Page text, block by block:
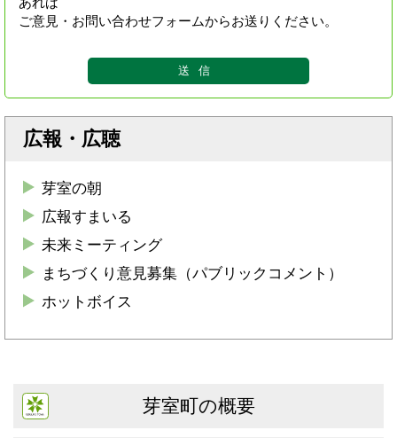
ご意見・お問い合わせフォームからお送りください。
広報・広聴
芽室の朝
広報すまいる
未来ミーティング
まちづくり意見募集（パブリックコメント）
ホットボイス
芽室町の概要